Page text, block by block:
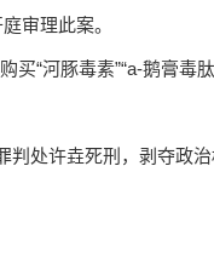
审理此案。
“河豚毒素”“a-鹅膏毒
判处许垚死刑，剥夺政